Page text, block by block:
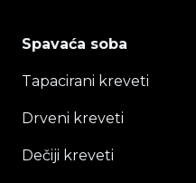
Spavaća soba
Tapacirani kreveti
Drveni kreveti
Dečiji kreveti